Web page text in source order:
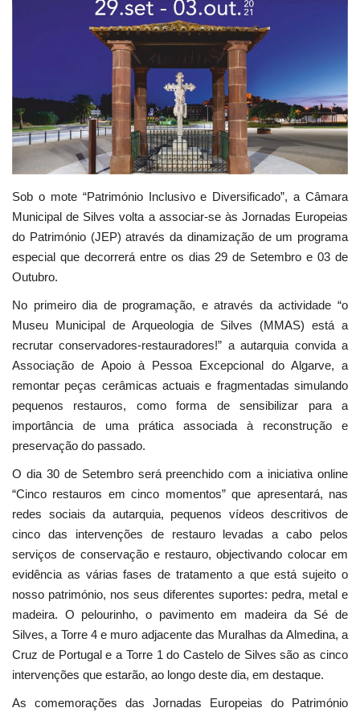
Ficha técnica
Lazer
Ambiente
Sob o mote “Património Inclusivo e Diversificado”, a Câmara
Municipal de Silves volta a associar-se às Jornadas Europeias
do Património (JEP) através da dinamização de um programa
especial que decorrerá entre os dias 29 de Setembro e 03 de
Outubro.
No primeiro dia de programação, e através da actividade “o
Museu Municipal de Arqueologia de Silves (MMAS) está a
recrutar conservadores-restauradores!” a autarquia convida a
Associação de Apoio à Pessoa Excepcional do Algarve, a
remontar peças cerâmicas actuais e fragmentadas simulando
pequenos restauros, como forma de sensibilizar para a
importância de uma prática associada à reconstrução e
preservação do passado.
O dia 30 de Setembro será preenchido com a iniciativa online
“Cinco restauros em cinco momentos” que apresentará, nas
redes sociais da autarquia, pequenos vídeos descritivos de
cinco das intervenções de restauro levadas a cabo pelos
serviços de conservação e restauro, objectivando colocar em
evidência as várias fases de tratamento a que está sujeito o
nosso património, nos seus diferentes suportes: pedra, metal e
madeira. O pelourinho, o pavimento em madeira da Sé de
Silves, a Torre 4 e muro adjacente das Muralhas da Almedina, a
Cruz de Portugal e a Torre 1 do Castelo de Silves são as cinco
intervenções que estarão, ao longo deste dia, em destaque.
As comemorações das Jornadas Europeias do Património